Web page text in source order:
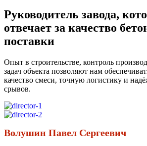
Руководитель завода,
отвечает за качество
поставки
Опыт в строительстве, контроль
задач объекта позволяют нам
качество смеси, точную логистику и
срывов.
Волушин Павел Сергеевич